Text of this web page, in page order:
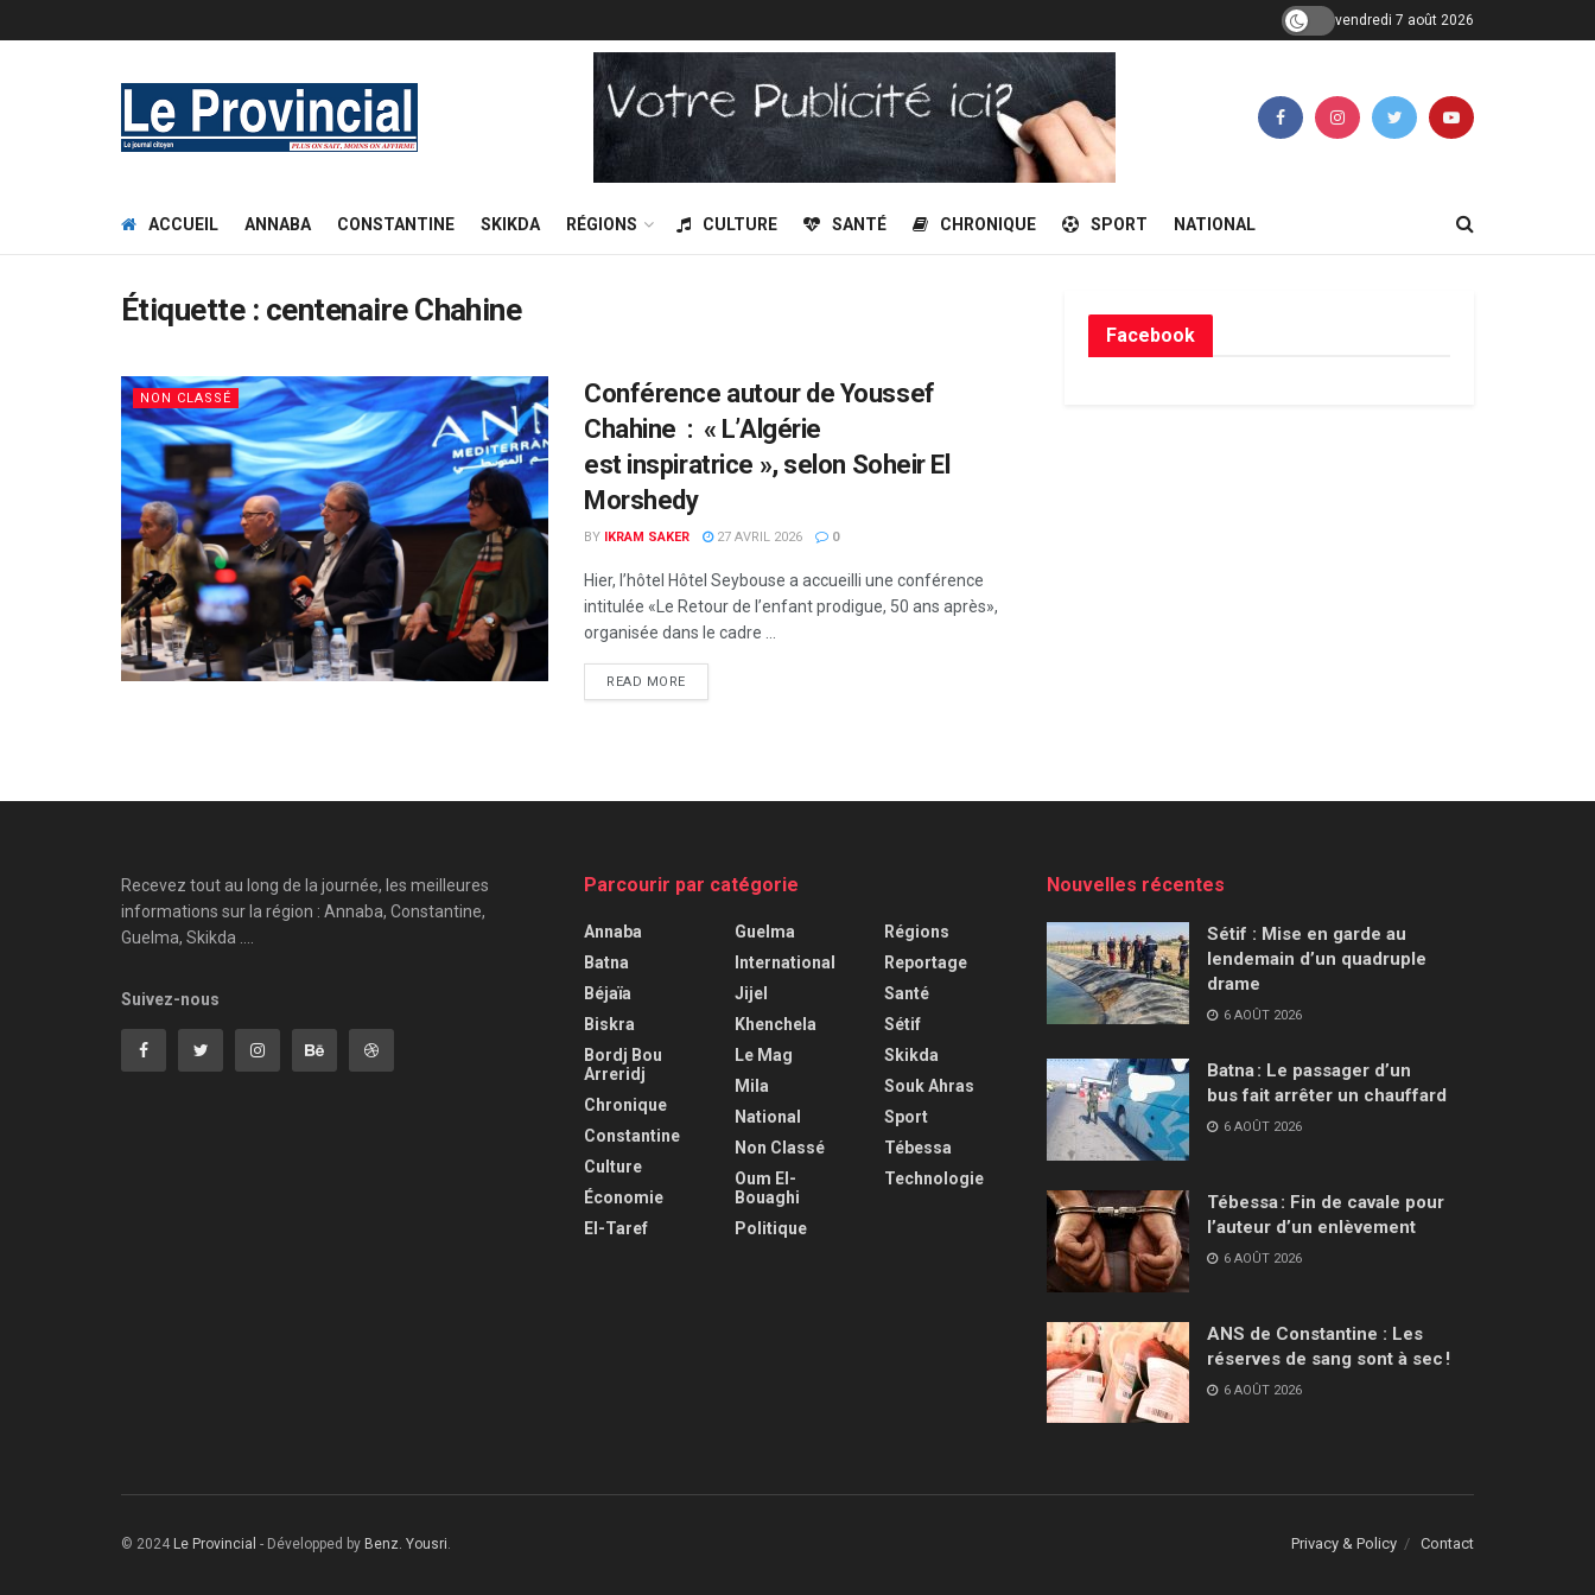
vendredi 7 août 2026
ACCUEIL ANNABA CONSTANTINE SKIKDA RÉGIONS CULTURE SANTÉ CHRONIQUE SPORT NATIONAL
Étiquette : centenaire Chahine
NON CLASSÉ
Conférence autour de Youssef
Chahine : « L’Algérie
est inspiratrice », selon Soheir El
Morshedy
BY IKRAM SAKER 27 AVRIL 2026 0
Hier, l’hôtel Hôtel Seybouse a accueilli une conférence
intitulée «Le Retour de l’enfant prodigue, 50 ans après»,
organisée dans le cadre ...
READ MORE
Facebook
Recevez tout au long de la journée, les meilleures
informations sur la région : Annaba, Constantine,
Guelma, Skikda ....
Suivez-nous
Parcourir par catégorie
Annaba
Batna
Béjaïa
Biskra
Bordj Bou
Arreridj
Chronique
Constantine
Culture
Économie
El-Taref
Guelma
International
Jijel
Khenchela
Le Mag
Mila
National
Non Classé
Oum El-
Bouaghi
Politique
Régions
Reportage
Santé
Sétif
Skikda
Souk Ahras
Sport
Tébessa
Technologie
Nouvelles récentes
Sétif : Mise en garde au
lendemain d’un quadruple
drame
6 AOÛT 2026
Batna : Le passager d’un
bus fait arrêter un chauffard
6 AOÛT 2026
Tébessa : Fin de cavale pour
l’auteur d’un enlèvement
6 AOÛT 2026
ANS de Constantine : Les
réserves de sang sont à sec !
6 AOÛT 2026
Privacy & Policy Contact
© 2024 Le Provincial - Développed by Benz. Yousri.